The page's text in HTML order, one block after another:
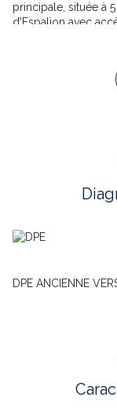
principale, située à
d'Espalion avec
annexe de la poste
artisanale et des
Ce bien propose
combles sont
Un jardin de 160m²
sol sur 2 niveaux
d’hiver et le
nombreux chemins
calme et paisible
VOUS ACCUEILLIR
responsabilité
DPE ANCIENNE